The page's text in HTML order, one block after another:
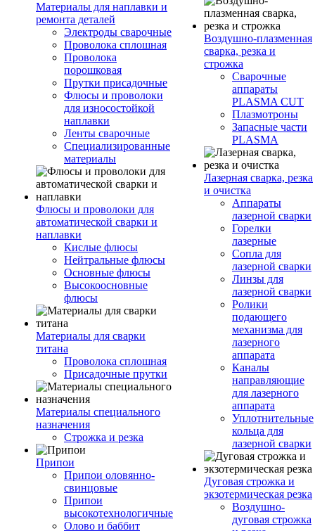
Материалы для наплавки и
ремонта деталей
Электроды сварочные
Проволока сплошная
Проволока
порошковая
Прутки присадочные
Флюсы и проволоки
для износостойкой
наплавки
Ленты сварочные
Специализированные
материалы
Флюсы и проволоки для
автоматической сварки и
наплавки
Кислые флюсы
Нейтральные флюсы
Основные флюсы
Высокоосновные
флюсы
Материалы для сварки
титана
Проволока сплошная
Присадочные прутки
Материалы специального
назначения
Строжка и резка
Припои
Припои оловянно-
свинцовые
Припои
высокотехнологичные
Олово и баббит
Воздушно-плазменная
сварка, резка и
строжка
Сварочные
аппараты
PLASMA CUT
Плазмотроны
Запасные части
PLASMA
Лазерная сварка, резка
и очистка
Аппараты
лазерной сварки
Горелки
лазерные
Сопла для
лазерной сварки
Линзы для
лазерной сварки
Ролики
подающего
механизма для
лазерного
аппарата
Каналы
направляющие
для лазерного
аппарата
Уплотнительные
кольца для
лазерной сварки
Дуговая строжка и
экзотермическая резка
Воздушно-
дуговая строжка